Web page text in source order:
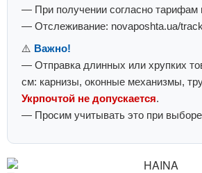
— При получении согласно тарифам
— Отслеживание: novaposhta.ua/
⚠️ Важно!
— Отправка длинных или хрупких
см: карнизы, оконные механизмы,
Укрпочтой не допускается.
— Просим учитывать это при выборе